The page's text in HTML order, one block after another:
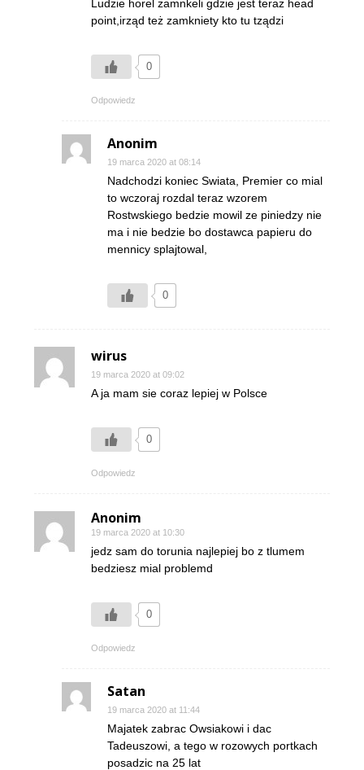
Ludzie horel zamnkeli gdzie jest teraz head
point,irząd też zamkniety kto tu tządzi
0
Odpowiedz
Anonim
19 marca 2020 at 08:14
Nadchodzi koniec Swiata, Premier co mial
to wczoraj rozdal teraz wzorem
Rostwskiego bedzie mowil ze piniedzy nie
ma i nie bedzie bo dostawca papieru do
mennicy splajtowal,
0
wirus
19 marca 2020 at 09:02
A ja mam sie coraz lepiej w Polsce
0
Odpowiedz
Anonim
19 marca 2020 at 10:30
jedz sam do torunia najlepiej bo z tlumem
bedziesz mial problemd
0
Odpowiedz
Satan
19 marca 2020 at 11:44
Majatek zabrac Owsiakowi i dac
Tadeuszowi, a tego w rozowych portkach
posadzic na 25 lat